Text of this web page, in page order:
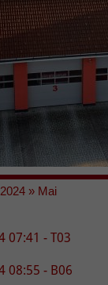
2024 » Mai
07:41 - T03
08:55 - B06